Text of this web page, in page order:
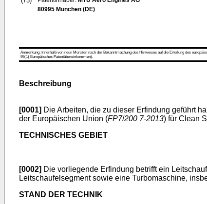
80995 München (DE)
Anmerkung: Innerhalb von neun Monaten nach der Bekanntmachung des Hinweises auf die Erteilung des
99(1) Europäisches Patentübereinkommen).
Beschreibung
[0001] Die Arbeiten, die zu dieser Erfindung geführt
der Europäischen Union (FP7/200 7-2013) für Clean
TECHNISCHES GEBIET
[0002] Die vorliegende Erfindung betrifft ein
Leitschaufelsegment sowie eine Turbomaschine,
STAND DER TECHNIK